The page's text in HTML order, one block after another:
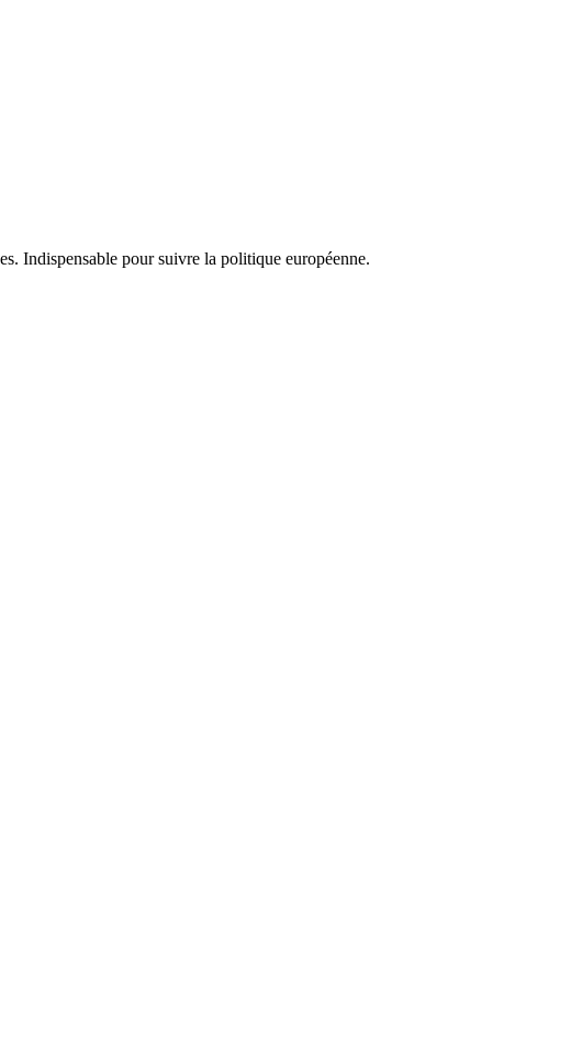
Indispensable pour suivre la politique européenne.